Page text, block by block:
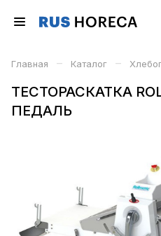
Главная – Каталог –
ТЕСТОРАСКАТКА
ПЕДАЛЬ